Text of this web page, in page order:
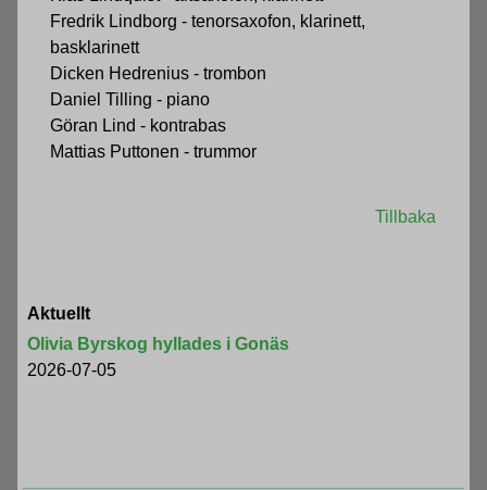
Fredrik Lindborg - tenorsaxofon, klarinett,
basklarinett
Dicken Hedrenius - trombon
Daniel Tilling - piano
Göran Lind - kontrabas
Mattias Puttonen - trummor
Tillbaka
Aktuellt
Olivia Byrskog hyllades i Gonäs
2026-07-05